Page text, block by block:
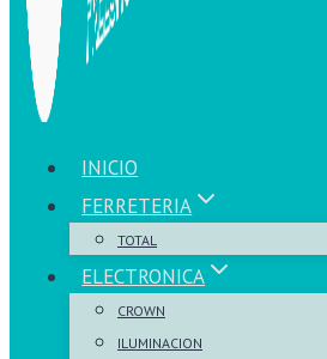
INICIO
FERRETERIA
TOTAL
ELECTRONICA
CROWN
ILUMINACION